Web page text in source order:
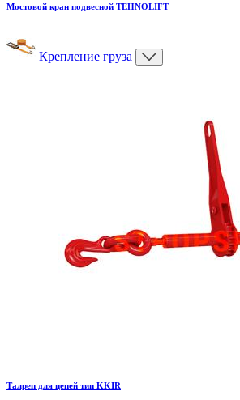
Мостовой кран подвесной TEHNOLIFT
Крепление груза
Талреп для цепей тип KKIR